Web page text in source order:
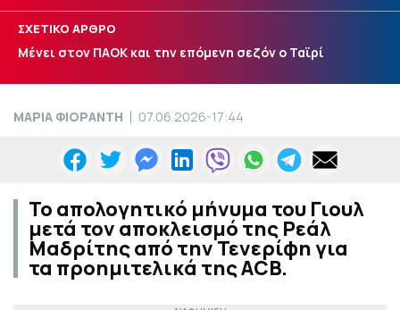
ΣΧΕΤΙΚΟ ΑΡΘΡΟ
Μένει στον ΠΑΟΚ και την επόμενη σεζόν ο Ταϊρί
ΜΑΡΙΑ ΦΙΟΡΑΝΤΗ 07.06.2026-17:44
Το απολογητικό μήνυμα του Γιουλ
μετά τον αποκλεισμό της Ρεάλ
Μαδρίτης από την Τενερίφη για
τα προημιτελικά της ACB.